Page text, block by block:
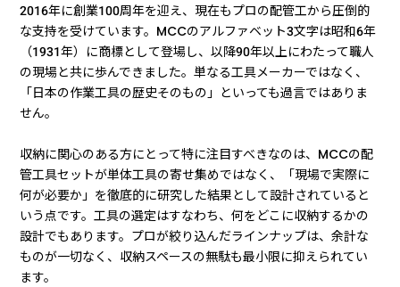
2016年に創業100周年を迎え、現在もプロの配管工から圧倒的
な支持を受けています。MCCのアルファベット3文字は昭和6年
（1931年）に商標として登場し、以降90年以上にわたって職人
の現場と共に歩んできました。単なる工具メーカーではなく、
「日本の作業工具の歴史そのもの」といっても過言ではありま
せん。
収納に関心のある方にとって特に注目すべきなのは、MCCの配
管工具セットが単体工具の寄せ集めではなく、「現場で実際に
何が必要か」を徹底的に研究した結果として設計されていると
いう点です。工具の選定はすなわち、何をどこに収納するかの
設計でもあります。プロが絞り込んだラインナップは、余計な
ものが一切なく、収納スペースの無駄も最小限に抑えられてい
ます。